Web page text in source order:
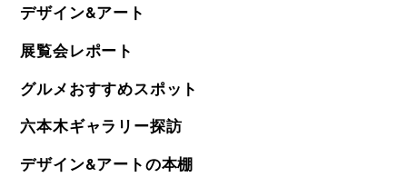
デザイン&アート
展覧会レポート
グルメおすすめスポット
六本木ギャラリー探訪
デザイン&アートの本棚